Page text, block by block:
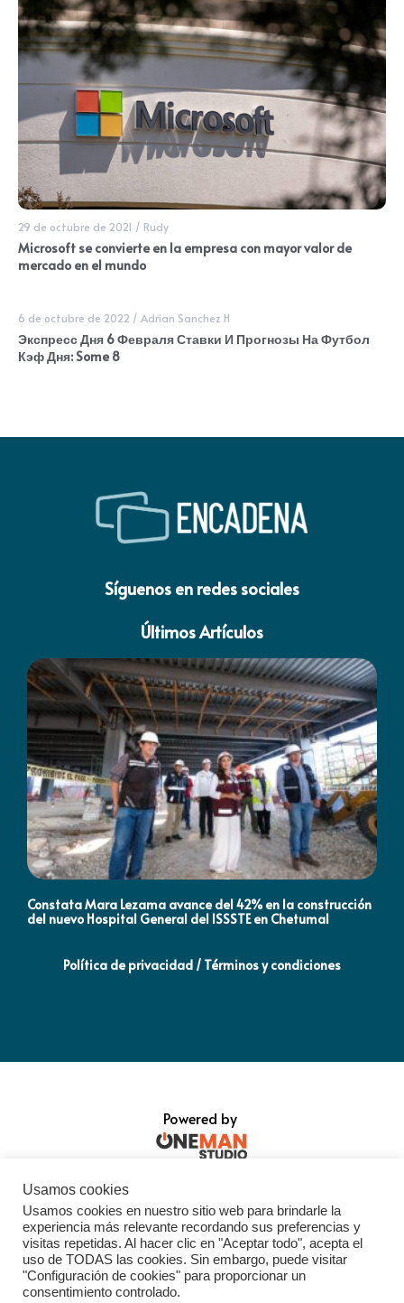
29 de octubre de 2021 / Rudy
Microsoft se convierte en la empresa con mayor valor de
mercado en el mundo
6 de octubre de 2022 / Adrian Sanchez H
Экспресс Дня 6 Февраля Ставки И Прогнозы На Футбол
Кэф Дня: Some 8
Síguenos en redes sociales
Últimos Artículos
Constata Mara Lezama avance del 42% en la construcción
del nuevo Hospital General del ISSSTE en Chetumal
Política de privacidad / Términos y condiciones
Powered by
Usamos cookies
Usamos cookies en nuestro sitio web para brindarle la
experiencia más relevante recordando sus preferencias y
visitas repetidas. Al hacer clic en "Aceptar todo", acepta el
uso de TODAS las cookies. Sin embargo, puede visitar
"Configuración de cookies" para proporcionar un
consentimiento controlado.